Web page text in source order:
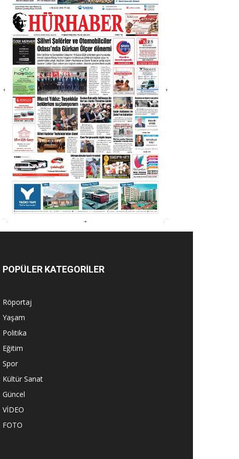
POPÜLER KATEGORİLER
Röportaj
Yaşam
Politika
Eğitim
Spor
Kültür Sanat
Güncel
VİDEO
FOTO